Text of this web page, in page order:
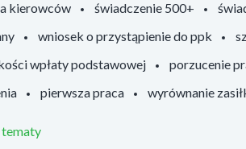
kierowców
świadczenie 500+
wniosek o przystąpienie do ppk
wpłaty podstawowej
porzucenie
pierwsza praca wyrównanie